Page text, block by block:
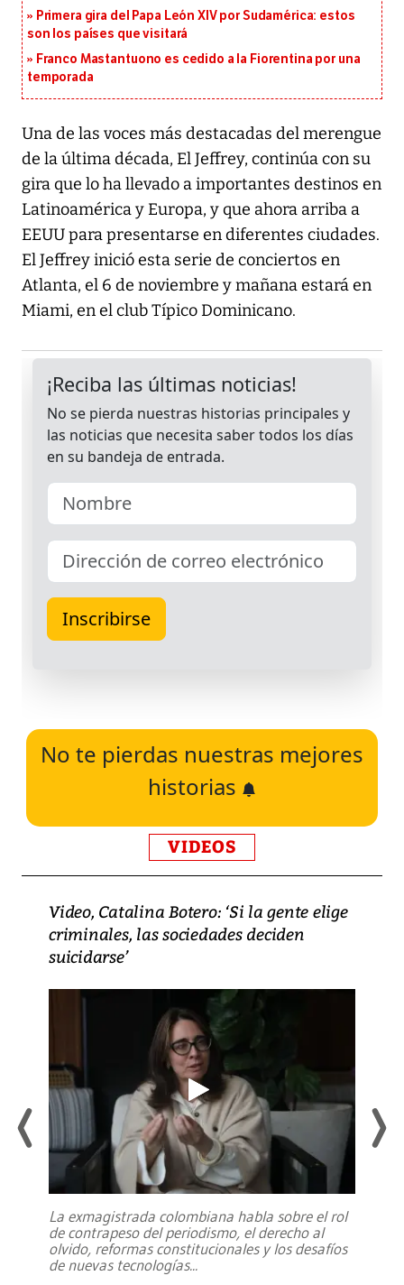
Primera gira del Papa León XIV por Sudamérica: estos
son los países que visitará
Franco Mastantuono es cedido a la Fiorentina por una
temporada
Una de las voces más destacadas del merengue
de la última década, El Jeffrey, continúa con su
gira que lo ha llevado a importantes destinos en
Latinoamérica y Europa, y que ahora arriba a
EEUU para presentarse en diferentes ciudades.
El Jeffrey inició esta serie de conciertos en
Atlanta, el 6 de noviembre y mañana estará en
Miami, en el club Típico Dominicano.
No te pierdas nuestras mejores
historias
VIDEOS
Video, Catalina Botero: ‘Si la gente elige
criminales, las sociedades deciden
suicidarse’
La exmagistrada colombiana habla sobre el rol
de contrapeso del periodismo, el derecho al
olvido, reformas constitucionales y los desafíos
de nuevas tecnologías...